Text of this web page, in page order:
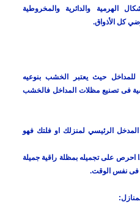
الهرمية والدائرية والمخروطية
كل الأذواق.
حيث يعتبر الخشب بنوعيه
فى تصنيع مظلات المداخل فالخشب
الرئيسي لمنزلك او فلتك فهو
على تجميله بمظلة راقية جميلة
فى نفس الوقت.